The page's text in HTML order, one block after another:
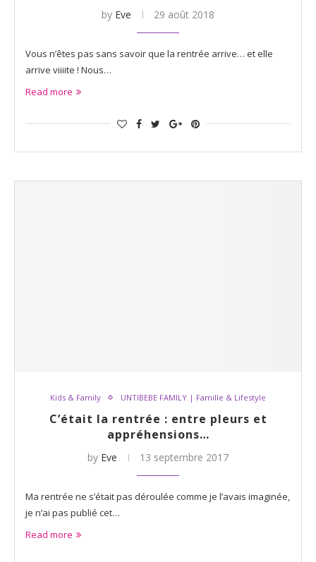
by Eve 29 août 2018
Vous n’êtes pas sans savoir que la rentrée arrive… et elle
arrive viiiite ! Nous…
Read more
Kids & Family UNTIBEBE FAMILY | Famille & Lifestyle
C’était la rentrée : entre pleurs et
appréhensions…
by Eve 13 septembre 2017
Ma rentrée ne s’était pas déroulée comme je l’avais imaginée,
je n’ai pas publié cet…
Read more